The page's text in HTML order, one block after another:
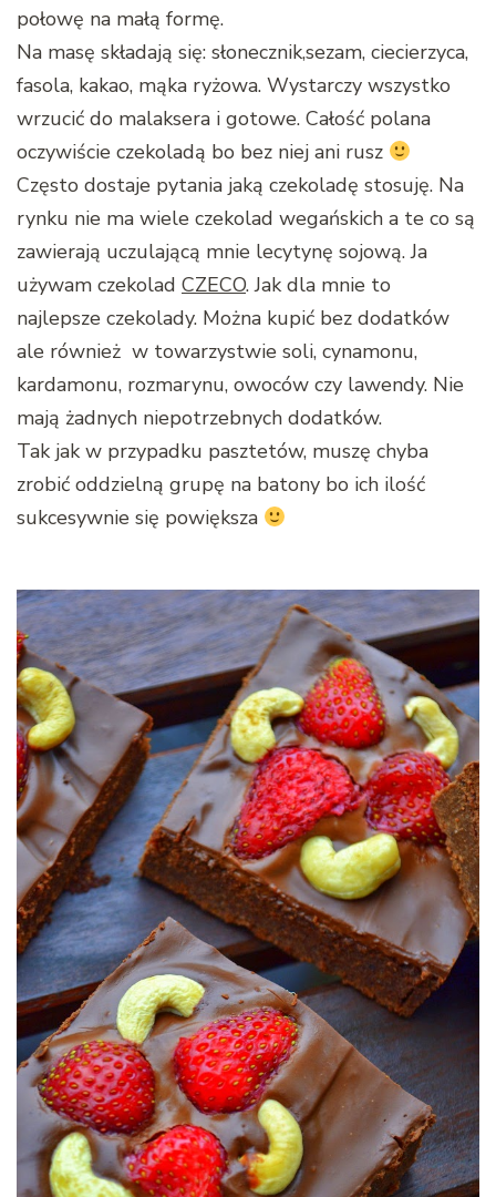
połowę na małą formę.
Na masę składają się: słonecznik,sezam, ciecierzyca,
fasola, kakao, mąka ryżowa. Wystarczy wszystko
wrzucić do malaksera i gotowe. Całość polana
oczywiście czekoladą bo bez niej ani rusz
Często dostaje pytania jaką czekoladę stosuję. Na
rynku nie ma wiele czekolad wegańskich a te co są
zawierają uczulającą mnie lecytynę sojową. Ja
używam czekolad CZECO. Jak dla mnie to
najlepsze czekolady. Można kupić bez dodatków
ale również w towarzystwie soli, cynamonu,
kardamonu, rozmarynu, owoców czy lawendy. Nie
mają żadnych niepotrzebnych dodatków.
Tak jak w przypadku pasztetów, muszę chyba
zrobić oddzielną grupę na batony bo ich ilość
sukcesywnie się powiększa